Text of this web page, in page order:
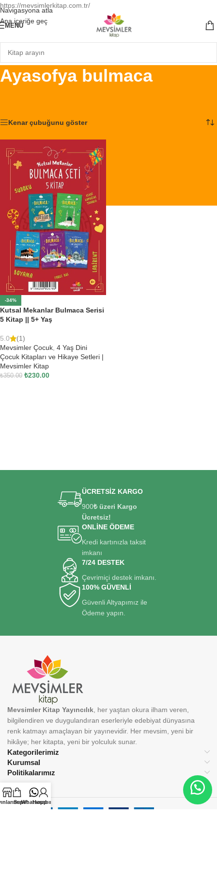
https://mevsimlerkitap.com.tr/
Navigasyona atla
Ana içeriğe geç
MENÜ
Ayasofya bulmaca
Kenar çubuğunu göster
-34%
Kutsal Mekanlar Bulmaca Serisi
5 Kitap || 5+ Yaş
5.0
(1)
Mevsimler Çocuk, 4 Yaş Dini
Çocuk Kitapları ve Hikaye Setleri |
Mevsimler Kitap
₺350.00 ₺230.00
ÜCRETSİZ KARGO
900₺ üzeri Kargo
Ücretsiz!
ONLİNE ÖDEME
Kredi kartınızla taksit
imkanı
7/24 DESTEK
Çevrimiçi destek imkanı.
100% GÜVENLİ
Güvenli Altyapımız ile
Ödeme yapın.
Kategorilerimiz
Kurumsal
Politikalarımız
Mevsimler Kitap Yayıncılık , her yaştan okura ilham veren,
bilgilendiren ve duygulandıran eserleriyle edebiyat dünyasına
renk katmayı amaçlayan bir yayınevidir. Her mevsim, yeni bir
hikâye; her kitapta, yeni bir yolculuk sunar.
SepetWhatsapp
Hesabım